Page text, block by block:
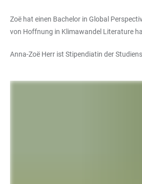
Zoë hat einen Bachelor in Global
von Hoffnung in Klimawandel Literature
Anna-Zoë Herr ist Stipendiatin der